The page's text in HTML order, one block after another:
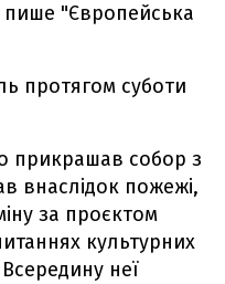
пише "Європейська
протягом суботи
прикрашав собор з
внаслідок пожежі,
за проєктом
культурних
неї